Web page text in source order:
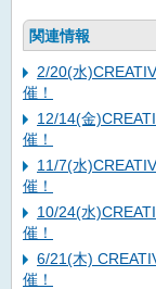
関連情報
2/20(水
催！
12/14(金
催！
11/7(水
催！
10/24(水
催！
6/21(木)
催！